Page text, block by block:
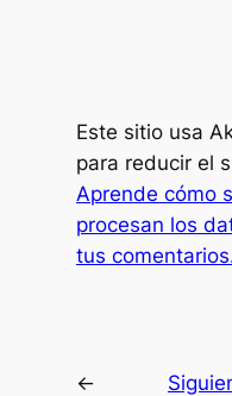
Este sitio usa
para reducir el
Aprende cómo
procesan los
tus
←